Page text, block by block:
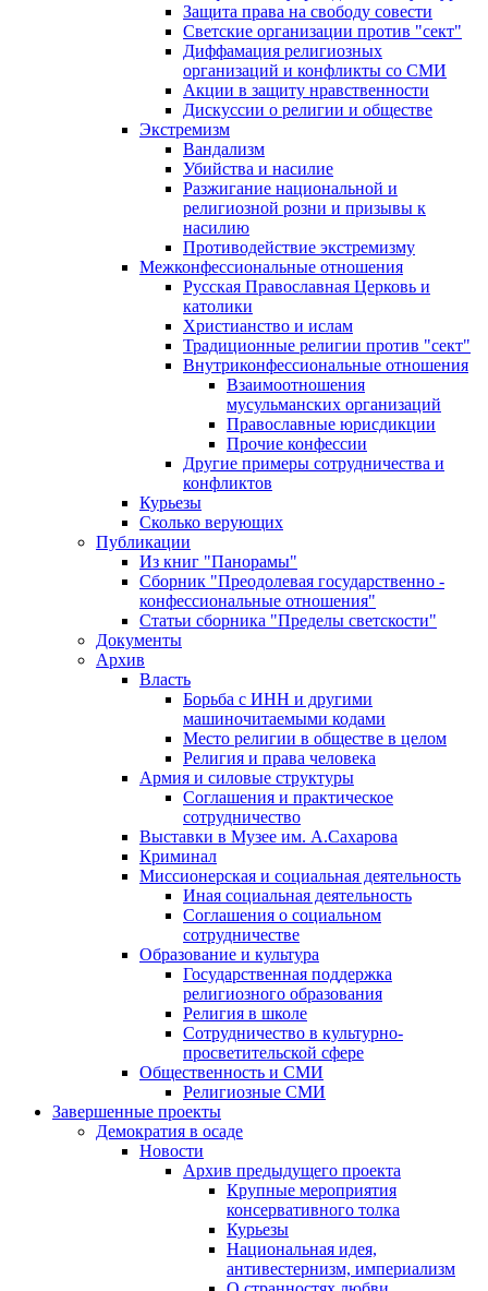
Защита права на свободу совести
Светские организации против "сект"
Диффамация религиозных
организаций и конфликты со СМИ
Акции в защиту нравственности
Дискуссии о религии и обществе
Экстремизм
Вандализм
Убийства и насилие
Разжигание национальной и
религиозной розни и призывы к
насилию
Противодействие экстремизму
Межконфессиональные отношения
Русская Православная Церковь и
католики
Христианство и ислам
Традиционные религии против "сект"
Внутриконфессиональные отношения
Взаимоотношения
мусульманских организаций
Православные юрисдикции
Прочие конфессии
Другие примеры сотрудничества и
конфликтов
Курьезы
Сколько верующих
Публикации
Из книг "Панорамы"
Сборник "Преодолевая государственно -
конфессиональные отношения"
Статьи сборника "Пределы светскости"
Документы
Архив
Власть
Борьба с ИНН и другими
машиночитаемыми кодами
Место религии в обществе в целом
Религия и права человека
Армия и силовые структуры
Соглашения и практическое
сотрудничество
Выставки в Музее им. А.Сахарова
Криминал
Миссионерская и социальная деятельность
Иная социальная деятельность
Соглашения о социальном
сотрудничестве
Образование и культура
Государственная поддержка
религиозного образования
Религия в школе
Сотрудничество в культурно-
просветительской сфере
Общественность и СМИ
Религиозные СМИ
Завершенные проекты
Демократия в осаде
Новости
Архив предыдущего проекта
Крупные мероприятия
консервативного толка
Курьезы
Национальная идея,
антивестернизм, империализм